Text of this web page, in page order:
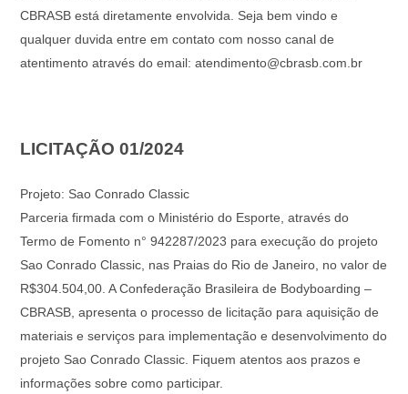
CBRASB está diretamente envolvida. Seja bem vindo e
qualquer duvida entre em contato com nosso canal de
atentimento através do email: atendimento@cbrasb.com.br
LICITAÇÃO 01/2024
Projeto: Sao Conrado Classic
Parceria firmada com o Ministério do Esporte, através do
Termo de Fomento n° 942287/2023 para execução do projeto
Sao Conrado Classic, nas Praias do Rio de Janeiro, no valor de
R$304.504,00.A Confederação Brasileira de Bodyboarding –
CBRASB, apresenta o processo de licitação para aquisição de
materiais e serviços para implementação e desenvolvimento do
projeto Sao Conrado Classic. Fiquem atentos aos prazos e
informações sobre como participar.